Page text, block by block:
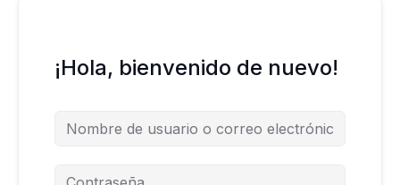
¡Hola, bienvenido de nuevo!